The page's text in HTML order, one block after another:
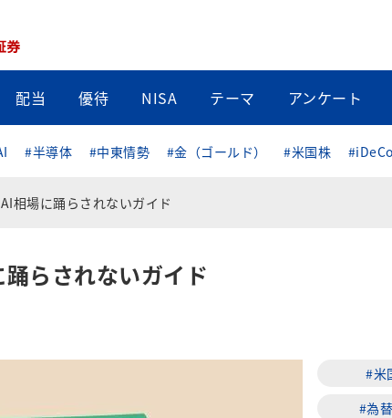
配当 優待 NISA テーマ アンケート
#半導体 #中東情勢 #金（ゴールド） #米国株 #iDeCo
相場に踊らされないガイド
らされないガイド
#米
#為